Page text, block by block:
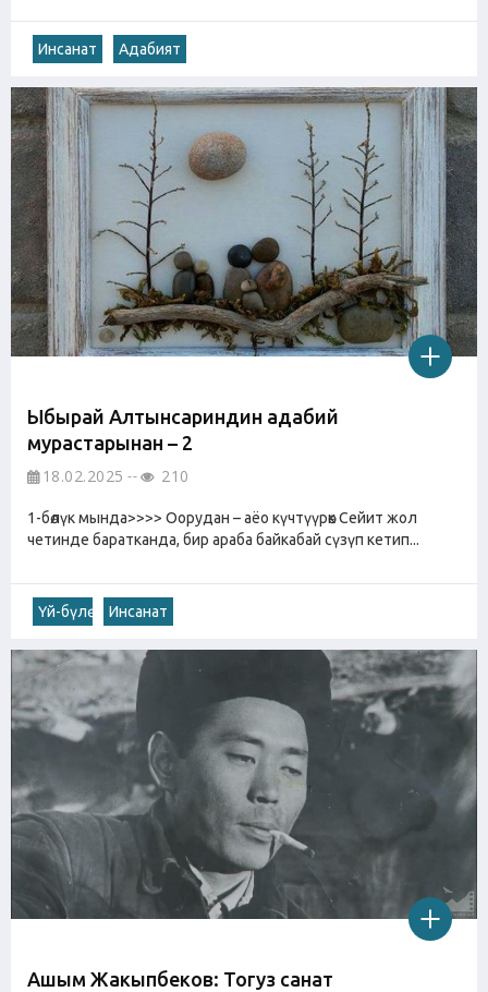
Инсанат Адабият
Ыбырай Алтынсариндин адабий
мурастарынан – 2
18.02.2025 210
1-бөлүк мында>>>> Оорудан – аёо күчтүүрөк Сейит жол
четинде баратканда, бир араба байкабай сүзүп кетип...
Үй-бүлө Инсанат
Ашым Жакыпбеков: Тогуз санат